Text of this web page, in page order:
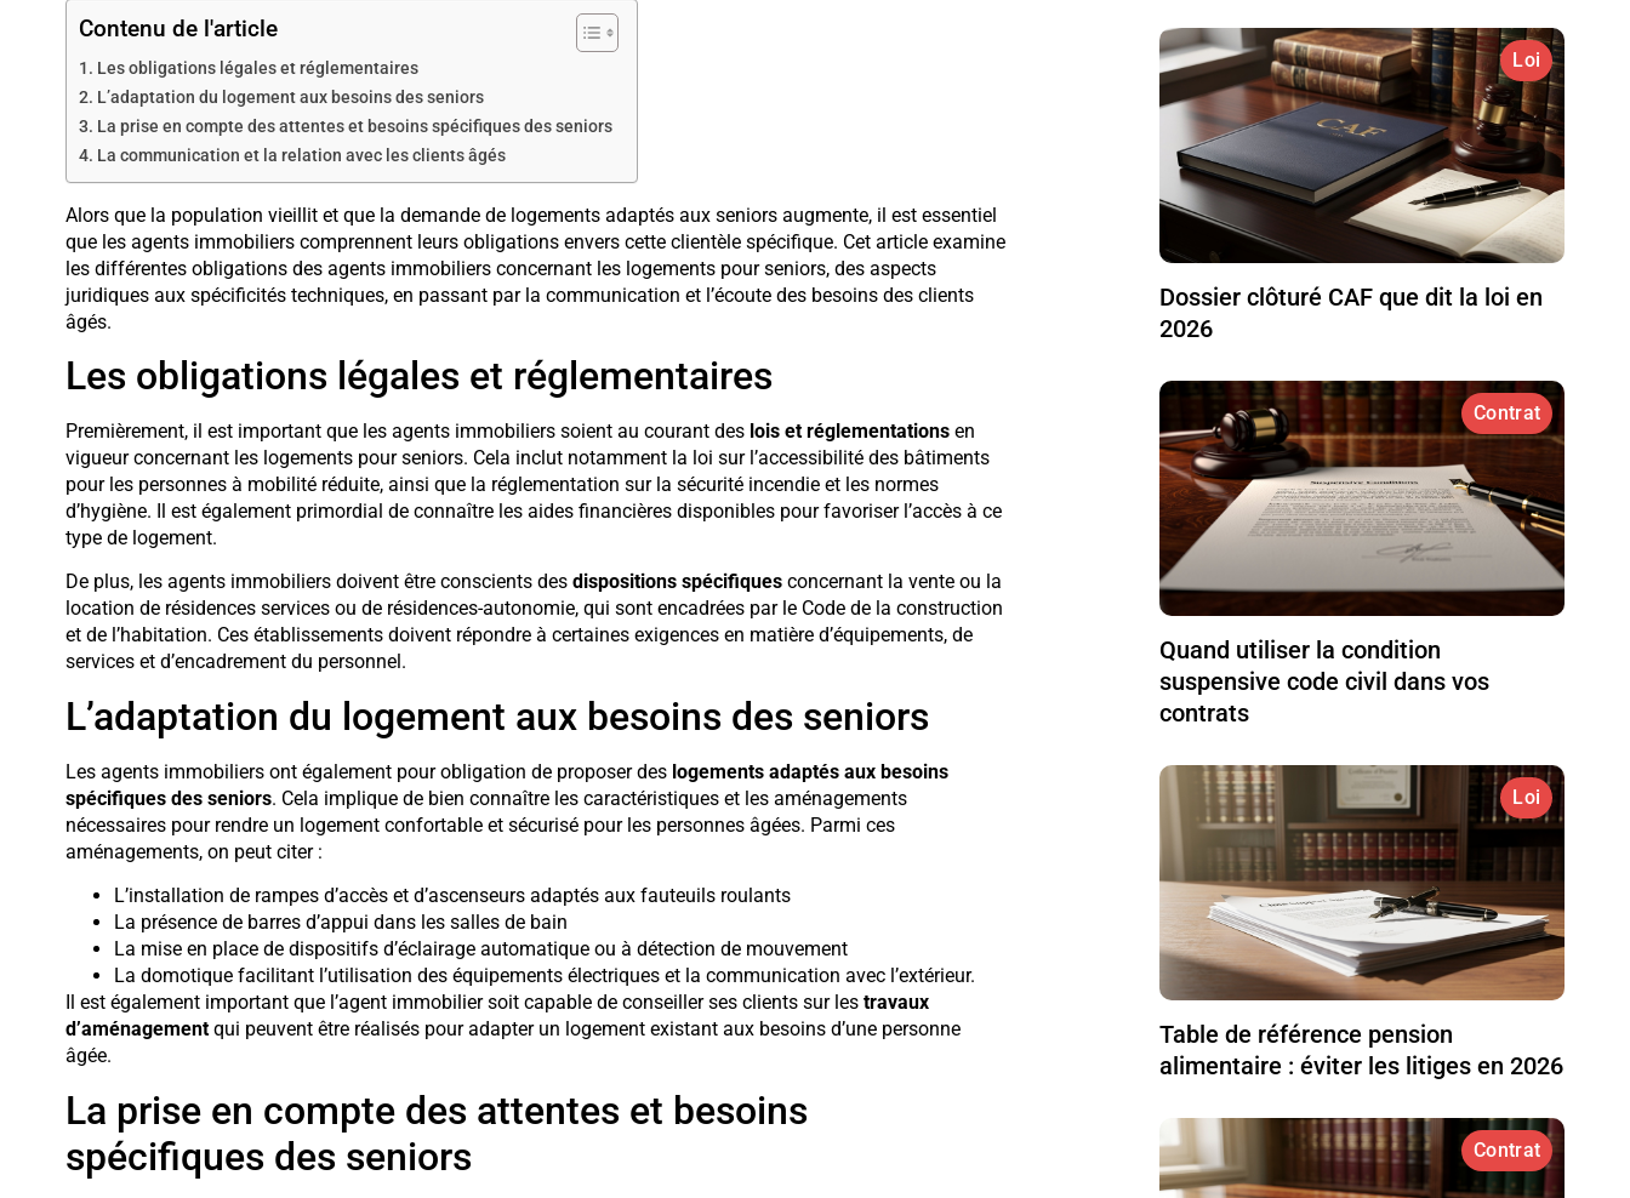
Contenu de l'article
Les obligations légales et réglementaires
L’adaptation du logement aux besoins des seniors
La prise en compte des attentes et besoins spécifiques des seniors
La communication et la relation avec les clients âgés
Alors que la population vieillit et que la demande de logements adaptés aux seniors augmente, il est essentiel
que les agents immobiliers comprennent leurs obligations envers cette clientèle spécifique. Cet article examine
les différentes obligations des agents immobiliers concernant les logements pour seniors, des aspects
juridiques aux spécificités techniques, en passant par la communication et l’écoute des besoins des clients
âgés.
Les obligations légales et réglementaires
Premièrement, il est important que les agents immobiliers soient au courant des lois et réglementationsen
vigueur concernant les logements pour seniors. Cela inclut notamment la loi sur l’accessibilité des bâtiments
pour les personnes à mobilité réduite, ainsi que la réglementation sur la sécurité incendie et les normes
d’hygiène. Il est également primordial de connaître les aides financières disponibles pour favoriser l’accès à ce
type de logement.
De plus, les agents immobiliers doivent être conscients des dispositions spécifiquesconcernant la vente ou la
location de résidences services ou de résidences-autonomie, qui sont encadrées par le Code de la construction
et de l’habitation. Ces établissements doivent répondre à certaines exigences en matière d’équipements, de
services et d’encadrement du personnel.
L’adaptation du logement aux besoins des seniors
Les agents immobiliers ont également pour obligation de proposer des logements adaptés aux besoins
spécifiques des seniors. Cela implique de bien connaître les caractéristiques et les aménagements
nécessaires pour rendre un logement confortable et sécurisé pour les personnes âgées. Parmi ces
aménagements, on peut citer :
L’installation de rampes d’accès et d’ascenseurs adaptés aux fauteuils roulants
La présence de barres d’appui dans les salles de bain
La mise en place de dispositifs d’éclairage automatique ou à détection de mouvement
La domotique facilitant l’utilisation des équipements électriques et la communication avec l’extérieur.
Il est également important que l’agent immobilier soit capable de conseiller ses clients sur les travaux
d’aménagementqui peuvent être réalisés pour adapter un logement existant aux besoins d’une personne
âgée.
La prise en compte des attentes et besoins
spécifiques des seniors
Loi
Dossier clôturé CAF que dit la loi en
2026
Contrat
Quand utiliser la condition
suspensive code civil dans vos
contrats
Loi
Table de référence pension
alimentaire : éviter les litiges en 2026
Contrat